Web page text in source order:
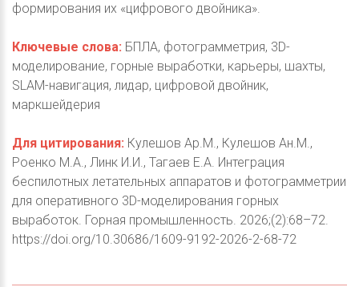
формирования их «цифрового двойника».
Ключевые слова: БПЛА, фотограмметрия, 3D-
моделирование, горные выработки, карьеры, шахты,
SLAM-навигация, лидар, цифровой двойник,
маркшейдерия
Для цитирования: Кулешов Ар.М., Кулешов Ан.М.,
Роенко М.А., Линк И.И., Тагаев Е.А. Интеграция
беспилотных летательных аппаратов и фотограмметрии
для оперативного 3D-моделирования горных
выработок. Горная промышленность. 2026;(2):68–72.
https://doi.org/10.30686/1609-9192-2026-2-68-72